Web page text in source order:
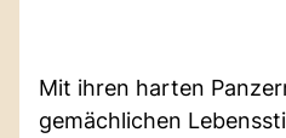
Mit ihren harten
gemächlichen